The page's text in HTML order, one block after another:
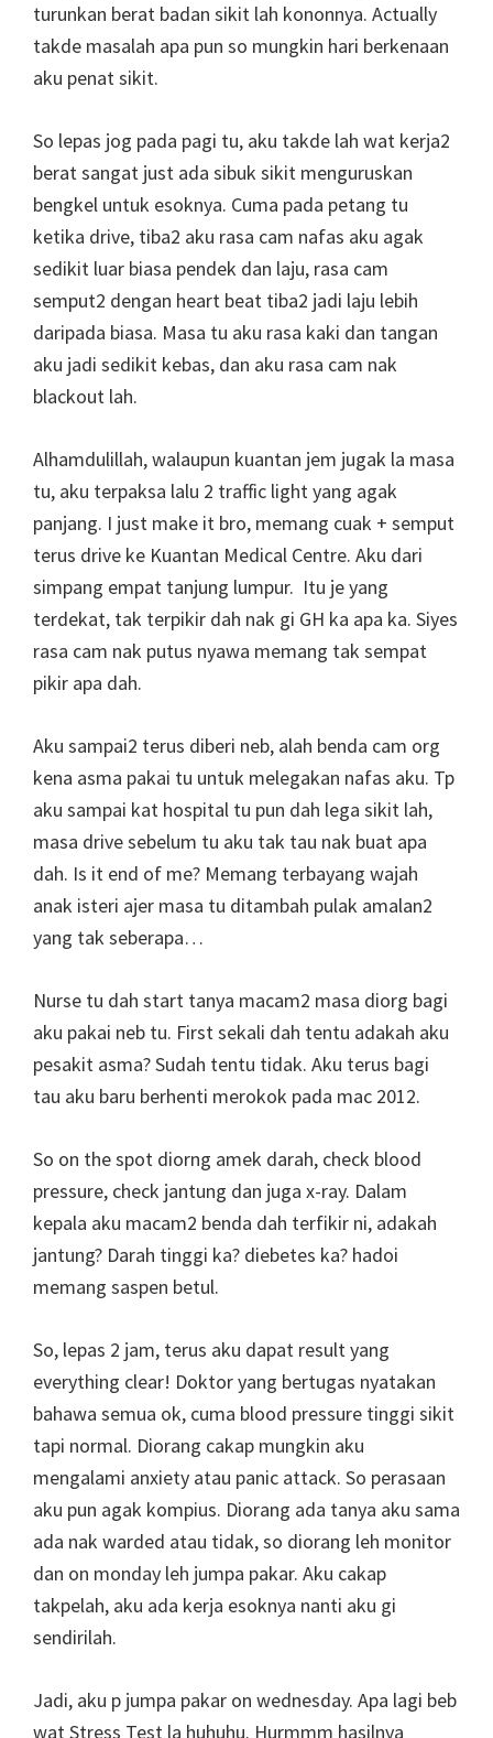
turunkan berat badan sikit lah kononnya. Actually
takde masalah apa pun so mungkin hari berkenaan
aku penat sikit.
So lepas jog pada pagi tu, aku takde lah wat kerja2
berat sangat just ada sibuk sikit menguruskan
bengkel untuk esoknya. Cuma pada petang tu
ketika drive, tiba2 aku rasa cam nafas aku agak
sedikit luar biasa pendek dan laju, rasa cam
semput2 dengan heart beat tiba2 jadi laju lebih
daripada biasa. Masa tu aku rasa kaki dan tangan
aku jadi sedikit kebas, dan aku rasa cam nak
blackout lah.
Alhamdulillah, walaupun kuantan jem jugak la masa
tu, aku terpaksa lalu 2 traffic light yang agak
panjang. I just make it bro, memang cuak + semput
terus drive ke Kuantan Medical Centre. Aku dari
simpang empat tanjung lumpur. Itu je yang
terdekat, tak terpikir dah nak gi GH ka apa ka. Siyes
rasa cam nak putus nyawa memang tak sempat
pikir apa dah.
Aku sampai2 terus diberi neb, alah benda cam org
kena asma pakai tu untuk melegakan nafas aku. Tp
aku sampai kat hospital tu pun dah lega sikit lah,
masa drive sebelum tu aku tak tau nak buat apa
dah. Is it end of me? Memang terbayang wajah
anak isteri ajer masa tu ditambah pulak amalan2
yang tak seberapa…
Nurse tu dah start tanya macam2 masa diorg bagi
aku pakai neb tu. First sekali dah tentu adakah aku
pesakit asma? Sudah tentu tidak. Aku terus bagi
tau aku baru berhenti merokok pada mac 2012.
So on the spot diorng amek darah, check blood
pressure, check jantung dan juga x-ray. Dalam
kepala aku macam2 benda dah terfikir ni, adakah
jantung? Darah tinggi ka? diebetes ka? hadoi
memang saspen betul.
So, lepas 2 jam, terus aku dapat result yang
everything clear! Doktor yang bertugas nyatakan
bahawa semua ok, cuma blood pressure tinggi sikit
tapi normal. Diorang cakap mungkin aku
mengalami anxiety atau panic attack. So perasaan
aku pun agak kompius. Diorang ada tanya aku sama
ada nak warded atau tidak, so diorang leh monitor
dan on monday leh jumpa pakar. Aku cakap
takpelah, aku ada kerja esoknya nanti aku gi
sendirilah.
Jadi, aku p jumpa pakar on wednesday. Apa lagi beb
wat Stress Test la huhuhu. Hurmmm hasilnya